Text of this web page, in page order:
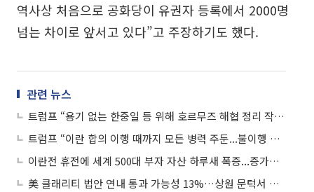
역사상 처음으로 공화당이 유권자 등록에서 2000명
넘는 차이로 앞서고 있다”고 주장하기도 했다.
관련 뉴스
트럼프 “용기 없는 한중일 등 위해 호르무즈 해협 정리 작업 중”
트럼프 “이란 합의 이행 때까지 모든 병력 주둔...불이행 시 사격”
이란전 휴전에 세계 500대 부자 자산 하루새 폭증...증가폭 역대 2위
美 클래리티 법안 연내 통과 가능성 13%…상원 문턱서 제동